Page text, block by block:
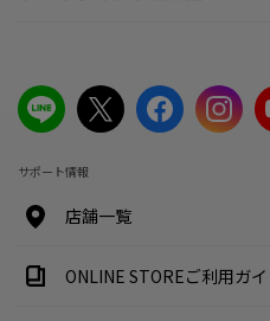
サポート情報
店舗一覧
ONLINE STOREご利用ガイ